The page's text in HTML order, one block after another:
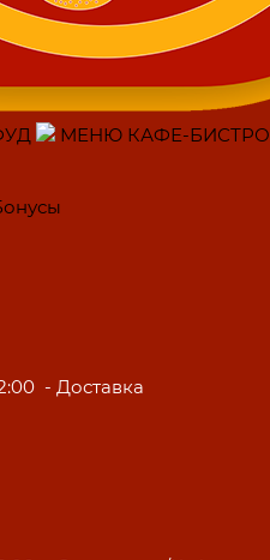
МЕНЮ КАФЕ-БИСТРО
- Доставка